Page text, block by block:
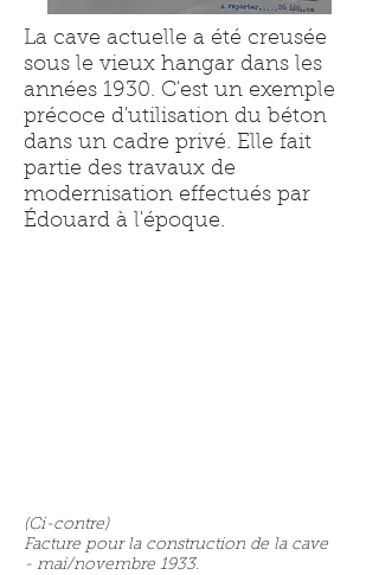
La cave actuelle a été creusée
sous le vieux hangar dans les
années 1930. C'est un exemple
précoce d'utilisation du béton
dans un cadre privé. Elle fait
partie des travaux de
modernisation effectués par
Édouard à l'époque.
(Ci-contre)
Facture pour la construction de la cave
- mai/novembre 1933.